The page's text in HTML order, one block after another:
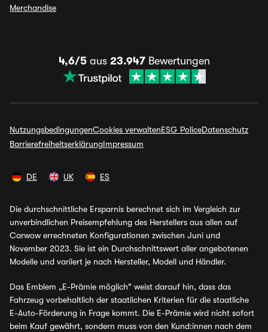
Merchandise
4,6/5aus 23.947Bewertungen
NutzungsbedingungenCookies verwaltenESG PoliceDatenschutz
BarrierefreiheitserklärungImpressum
DE UK ES
Die durchschnittliche Ersparnis berechnet sich im Vergleich zur
unverbindlichen Preisempfehlung des Herstellers aus allen auf
Carwow errechneten Konfigurationen zwischen Juni und
November 2023. Sie ist ein Durchschnittswert aller angebotenen
Modelle und variiert je nach Hersteller, Modell und Händler.
Das Emblem „E-Prämie möglich" weist darauf hin, dass das
Fahrzeug vorbehaltlich der staatlichen Kriterien für die staatliche
E-Auto-Förderung in Frage kommt. Die E-Prämie wird nicht sofort
beim Kauf gewährt, sondern muss von den Kund:innen nach dem